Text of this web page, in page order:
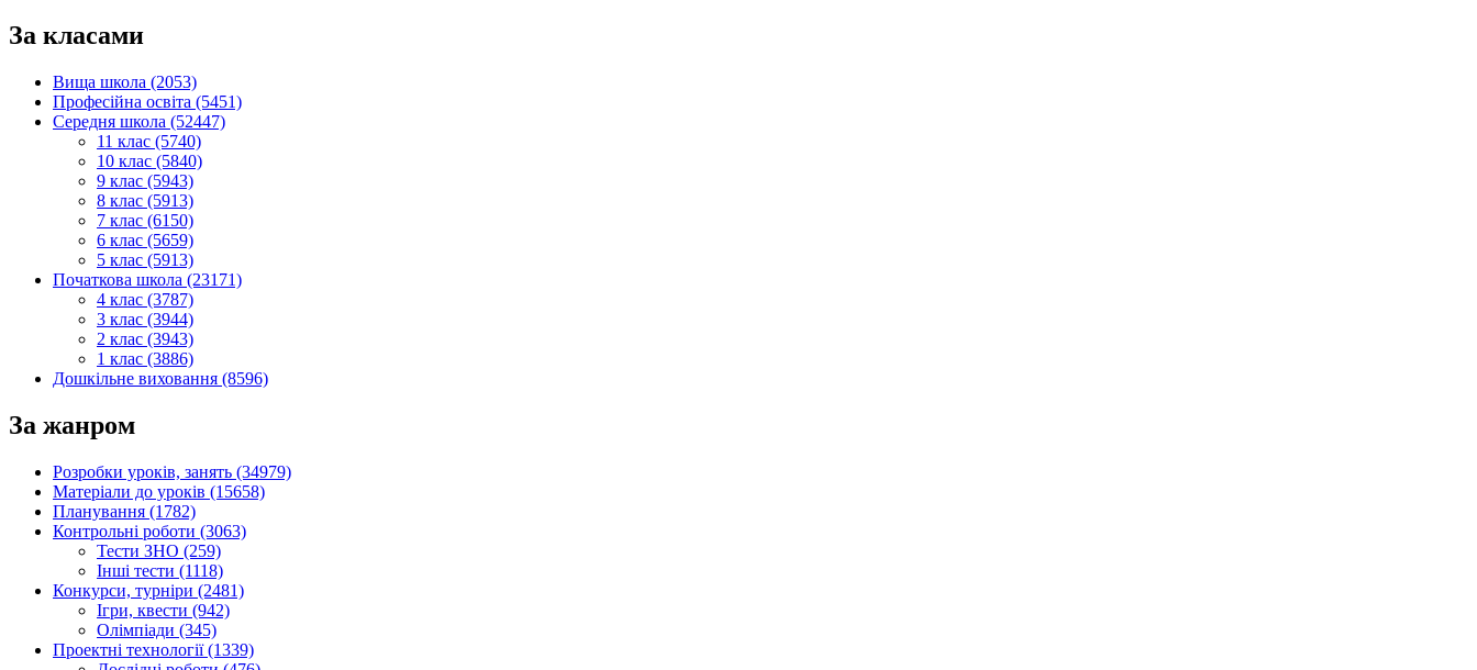
За класами
Вища школа (2053)
Професійна освіта (5451)
Середня школа (52447)
11 клас (5740)
10 клас (5840)
9 клас (5943)
8 клас (5913)
7 клас (6150)
6 клас (5659)
5 клас (5913)
Початкова школа (23171)
4 клас (3787)
3 клас (3944)
2 клас (3943)
1 клас (3886)
Дошкільне виховання (8596)
За жанром
Розробки уроків, занять (34979)
Матеріали до уроків (15658)
Планування (1782)
Контрольні роботи (3063)
Тести ЗНО (259)
Інші тести (1118)
Конкурси, турніри (2481)
Ігри, квести (942)
Олімпіади (345)
Проектні технології (1339)